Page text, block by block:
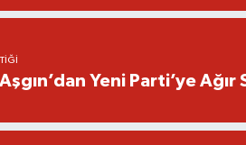
Yeni Parti’ye Ağır